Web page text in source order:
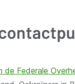
Federale